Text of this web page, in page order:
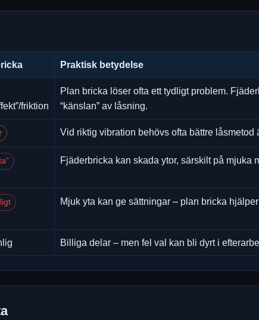
Praktisk betydelse
friktion
Plan bricka löser ofta ett tydligt problem.
“känslan” av låsning.
Vid riktig vibration behövs ofta bättre låsmetod
Fjäderbricka kan skada ytor, särskilt på mjuka
Mjuk yta kan ge sättningar – plan bricka hjälper
Billiga delar – men fel val kan bli dyrt i